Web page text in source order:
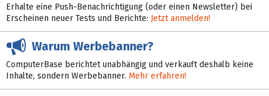
Erhalte eine Push-Benachrichtigung (oder einen Newsletter) bei
Erscheinen neuer Tests und Berichte: Jetzt anmelden!
Warum Werbebanner?
ComputerBase berichtet unabhängig und verkauft deshalb keine
Inhalte, sondern Werbebanner. Mehr erfahren!